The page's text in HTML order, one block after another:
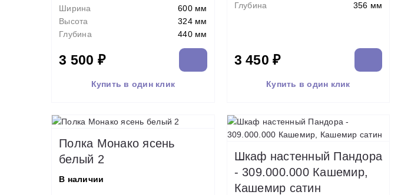
Ширина
600 мм
Высота
324 мм
Глубина
440 мм
3 500 ₽
Купить в один клик
Глубина
356 мм
3 450 ₽
Купить в один клик
Полка Монако ясень
белый 2
В наличии
Шкаф настенный Пандора
- 309.000.000 Кашемир,
Кашемир сатин